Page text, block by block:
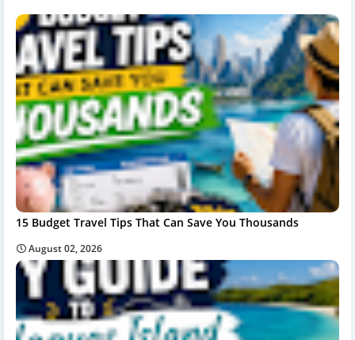
15 Budget Travel Tips That Can Save You Thousands
August 02, 2026